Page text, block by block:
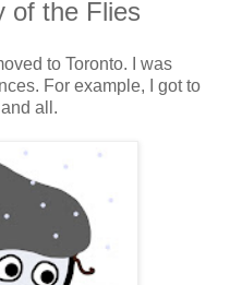
of the Flies
to Toronto. I was
For example, I got to
all.